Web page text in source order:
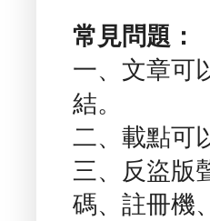
常見問題：
一、文章可
結。
二、載點可
三、反盜版
碼、註冊機